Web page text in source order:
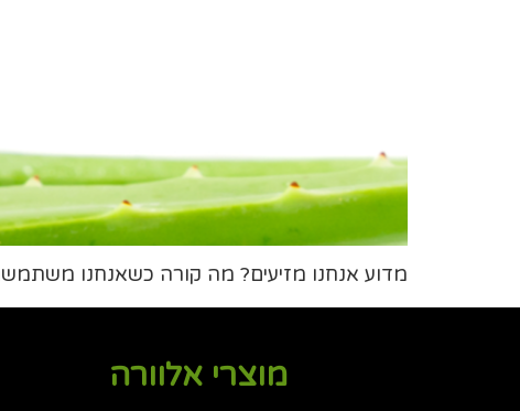
מדוע אנחנו מזיעים? מה קורה כשאנחנו
מוצרי אלוורה